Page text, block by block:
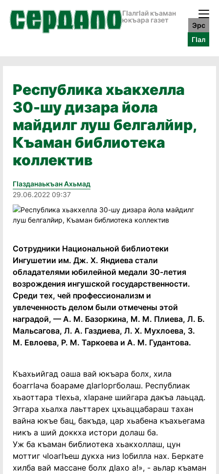
ГӀалгӀай къаман
юкъара газет
Эрс
ГӀал
Республика хьакхелла
30-шу дизара йола
майдилг луш белгалйир,
Къаман библиотека
коллектив
Гӏазданаькъан Ахьмад
29.06.2022 09:37
Сотрудники Национальной библиотеки
Ингушетии им. Дж. Х. Яндиева стали
обладателями юбилейной медали 30-летия
возрождения ингушской государственности.
Среди тех, чей профессионализм и
увлеченность делом были отмечены этой
наградой, — А. М. Базоркина, М. М. Плиева, Л. Б.
Мальсагова, Л. А. Газдиева, Л. Х. Мухлоева, З.
М. Евлоева, Р. М. Таркоева и А. М. Гудантова.
Къахьийгад оаша вай юкъара болх, хила
боаггIача боараме дIагIоргболаш. Республиак
хьаоттара тIехьа, хIаране шийгара дакъа лаьцад.
Эггара хьалха лаьттарех цхьаццабараш тахан
вайна юкъе бац, бакъда, цар хьабена къахьегама
никъ а ший доккха истори долаш ба.
Уж ба къаман библиотека хьакхоллаш, цун
моттиг чIоагIъеш дукха низ Iобилла нах. Беркате
хилба вай массане болх дIахо а!», - аьлар къаман